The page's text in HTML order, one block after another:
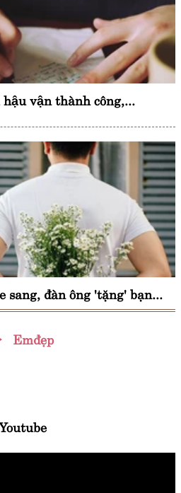
vận thành công,...
sang, đàn ông 'tặng' bạn...
Emđẹp